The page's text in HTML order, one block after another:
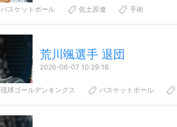
バスケットボール 佐土原遼 手術
荒川颯選手 退団
2026-06-07 10:29:16
琉球ゴールデンキングス バスケットボール